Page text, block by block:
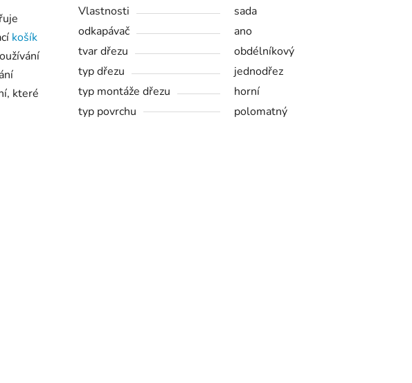
košík
které
Vlastnosti
sada
odkapávač
ano
tvar dřezu
obdélníkový
typ dřezu
jednodřez
typ montáže dřezu
horní
typ povrchu
polomatný